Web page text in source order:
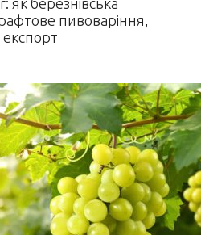
пивоваріння,
експорт